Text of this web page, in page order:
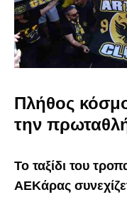
Πλήθος
την
Το ταξίδι του
ΑΕΚάρας